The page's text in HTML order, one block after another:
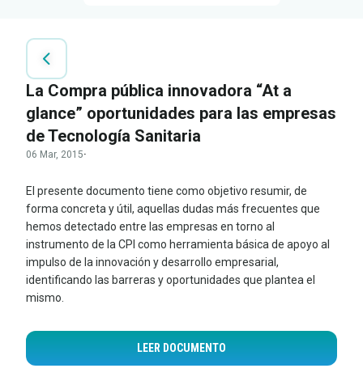
La Compra pública innovadora “At a
glance” oportunidades para las empresas
de Tecnología Sanitaria
06 Mar, 2015·
El presente documento tiene como objetivo resumir, de
forma concreta y útil, aquellas dudas más frecuentes que
hemos detectado entre las empresas en torno al
instrumento de la CPI como herramienta básica de apoyo al
impulso de la innovación y desarrollo empresarial,
identificando las barreras y oportunidades que plantea el
mismo.
LEER DOCUMENTO